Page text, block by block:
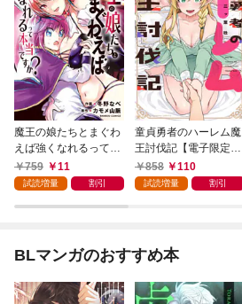
魔王の娘たちとまぐわ
えば強くなれるって本
当ですか？【特典ペー
パー付き】【カラーペ
759 11
試読増量 割引
童貞勇者のハーレム魔
王討伐記【電子限定特
典付き】 (1)
858 110
試読増量 割引
BLマンガのおすすめ本